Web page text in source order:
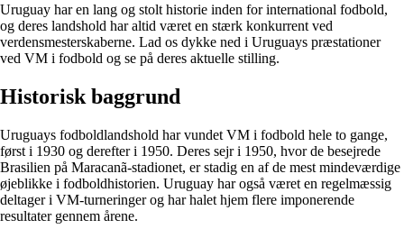
Uruguay har en lang og stolt historie inden for international fodbold,
og deres landshold har altid været en stærk konkurrent ved
verdensmesterskaberne. Lad os dykke ned i Uruguays præstationer
ved VM i fodbold og se på deres aktuelle stilling.
Historisk baggrund
Uruguays fodboldlandshold har vundet VM i fodbold hele to gange,
først i 1930 og derefter i 1950. Deres sejr i 1950, hvor de besejrede
Brasilien på Maracanã-stadionet, er stadig en af de mest mindeværdige
øjeblikke i fodboldhistorien. Uruguay har også været en regelmæssig
deltager i VM-turneringer og har halet hjem flere imponerende
resultater gennem årene.